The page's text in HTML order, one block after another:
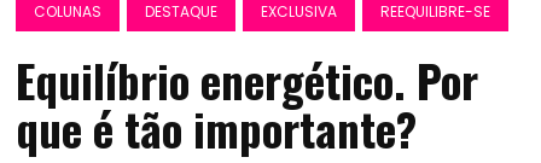
COLUNAS DESTAQUE EXCLUSIVA REEQUILIBRE-SE
Equilíbrio energético. Por
que é tão importante?